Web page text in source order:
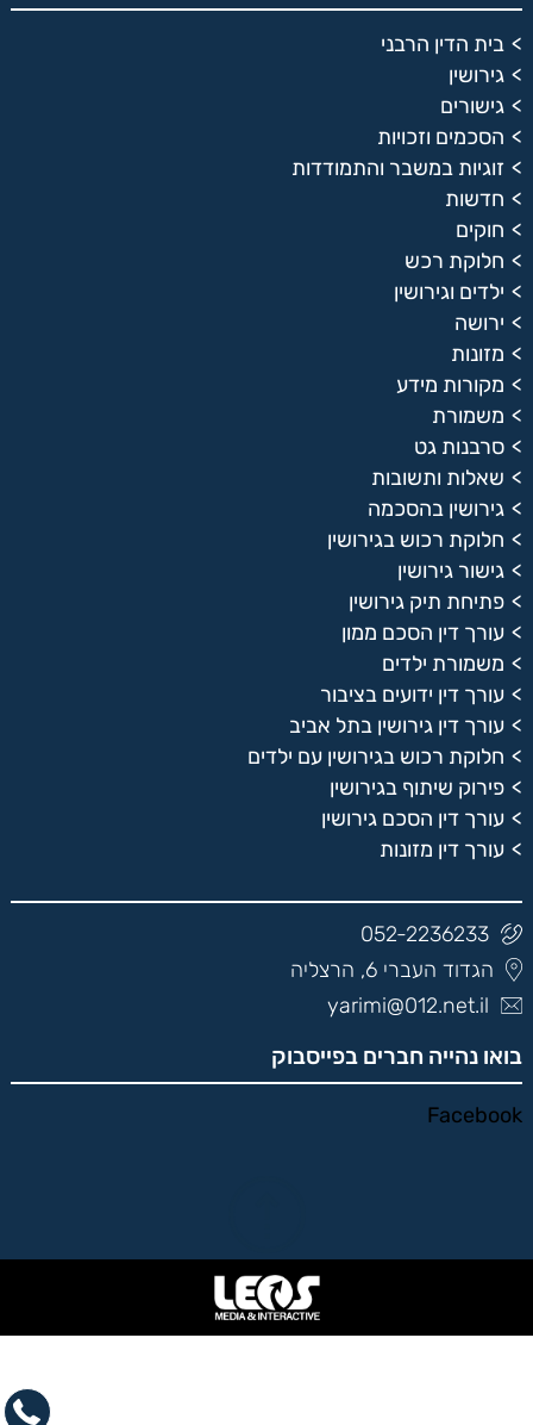
בית הדין הרבני
גירושין
גישורים
הסכמים וזכויות
זוגיות במשבר והתמודדות
חדשות
חוקים
חלוקת רכש
ילדים וגירושין
ירושה
מזונות
מקורות מידע
משמורת
סרבנות גט
שאלות ותשובות
גירושין בהסכמה
חלוקת רכוש בגירושין
גישור גירושין
פתיחת תיק גירושין
עורך דין הסכם ממון
משמורת ילדים
עורך דין ידועים בציבור
עורך דין גירושין בתל אביב
חלוקת רכוש בגירושין עם ילדים
פירוק שיתוף בגירושין
עורך דין הסכם גירושין
עורך דין מזונות
052-2236233
הגדוד העברי 6, הרצליה
yarimi@012.net.il
בואו נהייה חברים בפייסבוק
Facebook